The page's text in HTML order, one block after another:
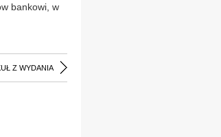
bankowi, w
Z WYDANIA